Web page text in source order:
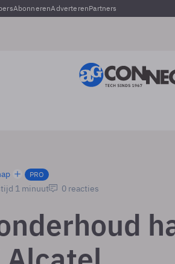
AbonnerenAdverterenPartners
PRO
1 minuut 0 reacties